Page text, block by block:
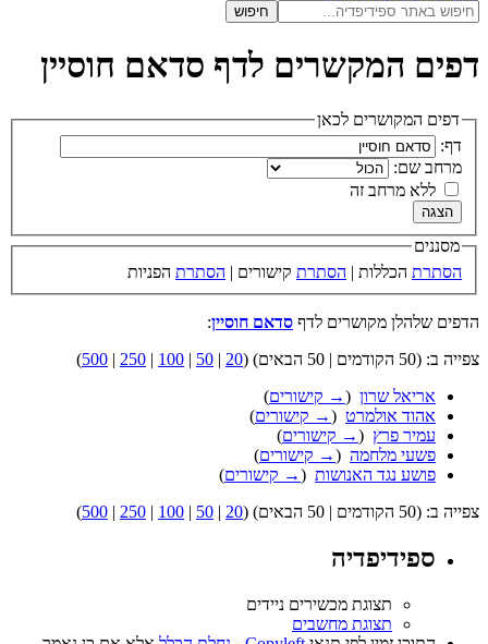
המקשרים לדף סדאם חוסיין
לכאן
שם:
מרחב זה
הכללות | הסתרתקישורים | הסתרתהפניות
מקושרים לדףסדאם חוסיין:
20
|
50
|
100
|
250
|
500
)
שרון‏
(→ קישורים)
אולמרט‏ → קישורים)
פרץ
‏
(→ קישורים)
מלחמה‏
( → קישורים)
נגד האנושות‏
(→ קישורים)
20
|
50
|
100
|
250
|
500
)
תצוגת מכשירים ניידים
תצוגת מחשבים